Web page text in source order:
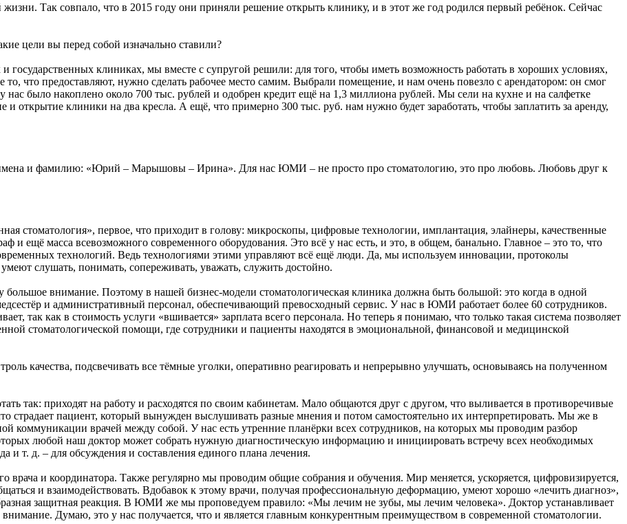
Так совпало, что в 2015 году они приняли решение открыть клинику, и в этот же год родился первый ребёнок. Сейчас
цели вы перед собой изначально ставили?
клиниках, мы вместе с супругой решили: для того, чтобы иметь возможность работать в хороших условиях,
то, что предоставляют, нужно сделать рабочее место самим. Выбрали помещение, и нам очень повезло с арендатором: он смог
нас было накоплено около 700 тыс. рублей и одобрен кредит ещё на 1,3 миллиона рублей. Мы сели на кухне и на салфетке
и открытие клиники на два кресла. А ещё, что примерно 300 тыс. руб. нам нужно будет заработать, чтобы заплатить за аренду,
и фамилию: «Юрий – Марышовы – Ирина». Для нас ЮМИ – не просто про стоматологию, это про любовь. Любовь друг к
стоматология», первое, что приходит в голову: микроскопы, цифровые технологии, имплантация, элайнеры, качественные
ещё масса всевозможного современного оборудования. Это всё у нас есть, и это, в общем, банально. Главное – это то, что
технологий. Ведь технологиями этими управляют всё ещё люди. Да, мы используем инновации, протоколы
слушать, понимать, сопереживать, уважать, служить достойно.
внимание. Поэтому в нашей бизнес-модели стоматологическая клиника должна быть большой: это когда в одной
и административный персонал, обеспечивающий превосходный сервис. У нас в ЮМИ работает более 60 сотрудников.
так как в стоимость услуги «вшивается» зарплата всего персонала. Но теперь я понимаю, что только такая система позволяет
стоматологической помощи, где сотрудники и пациенты находятся в эмоциональной, финансовой и медицинской
качества, подсвечивать все тёмные уголки, оперативно реагировать и непрерывно улучшать, основываясь на полученном
так: приходят на работу и расходятся по своим кабинетам. Мало общаются друг с другом, что выливается в противоречивые
страдает пациент, который вынужден выслушивать разные мнения и потом самостоятельно их интерпретировать. Мы же в
коммуникации врачей между собой. У нас есть утренние планёрки всех сотрудников, на которых мы проводим разбор
любой наш доктор может собрать нужную диагностическую информацию и инициировать встречу всех необходимых
и т. д. – для обсуждения и составления единого плана лечения.
и координатора. Также регулярно мы проводим общие собрания и обучения. Мир меняется, ускоряется, цифровизируется,
и взаимодействовать. Вдобавок к этому врачи, получая профессиональную деформацию, умеют хорошо «лечить диагноз»,
защитная реакция. В ЮМИ же мы проповедуем правило: «Мы лечим не зубы, мы лечим человека». Доктор устанавливает
Думаю, это у нас получается, что и является главным конкурентным преимуществом в современной стоматологии.